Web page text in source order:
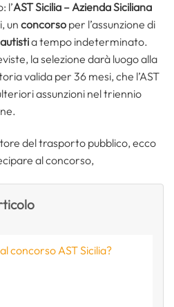
l’AST Sicilia – Azienda Siciliana
un concorso per l’assunzione di
a tempo indeterminato.
la selezione darà luogo alla
valida per 36 mesi, che l’AST
assunzioni nel triennio
del trasporto pubblico, ecco
al concorso,
concorso AST Sicilia?